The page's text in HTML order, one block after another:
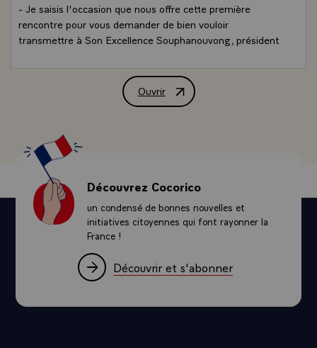
- Je saisis l'occasion que nous offre cette première
rencontre pour vous demander de bien vouloir
transmettre à Son Excellence Souphanouvong, président
bonheur et de prospérité que je forme pour lui et le
Ouvrir
Allocution de M. François Mitterrand,
Découvrez Cocorico
un condensé de bonnes nouvelles et
initiatives citoyennes qui font rayonner la
France !
Découvrir et s'abonner